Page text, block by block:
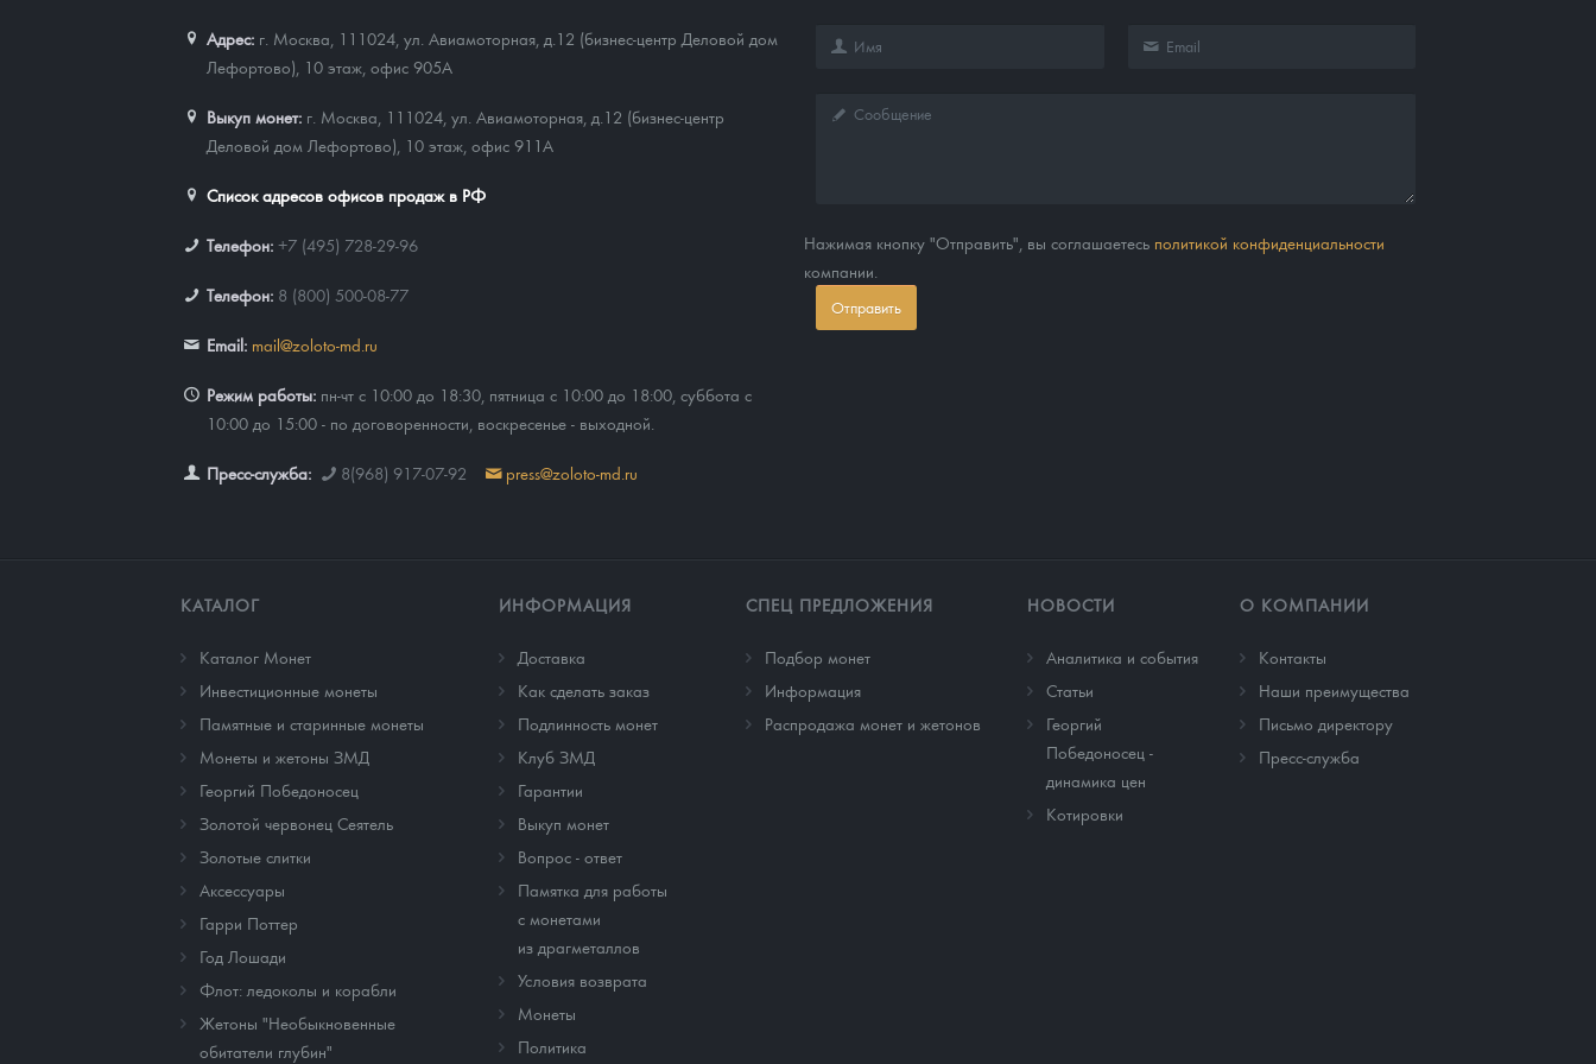
Адрес: г. Москва, 111024 ул. Авиамоторная, д.12 (бизнес-центр Деловой дом
Лефортово), 10 этаж, офис 905А
Выкуп монет: г. Москва, 111024, ул. Авиамоторная, д.12 (бизнес-центр
Деловой дом Лефортово), 10 этаж, офис 911А
Список адресов офисов продаж в РФ
Телефон: +7 (495) 728-29-96
Телефон: 8 (800) 500-08-77
Email: mail@zoloto-md.ru
Режим работы: пн-чт с 10:00 до 18:30, пятница с 10:00 до 18:00, суббота с
10:00 до 15:00 - по договоренности, воскресенье - выходной.
Пресс-служба: 8(968) 917-07-92 press@zoloto-md.ru
Нажимая кнопку "Отправить", вы соглашаетесь политикой конфиденциальности
компании.
Отправить
КАТАЛОГ
Каталог Монет
Инвестиционные монеты
Памятные и старинные монеты
Монеты и жетоны ЗМД
Георгий Победоносец
Золотой червонец Сеятель
Золотые слитки
Аксессуары
Гарри Поттер
Год Лошади
Флот: ледоколы и корабли
Жетоны "Необыкновенные
обитатели глубин"
ИНФОРМАЦИЯ
Доставка
Как сделать заказ
Подлинность монет
Клуб ЗМД
Гарантии
Выкуп монет
Вопрос - ответ
Памятка для работы
с монетами
из драгметаллов
Условия возврата
Монеты
Политика
СПЕЦ ПРЕДЛОЖЕНИЯ
Подбор монет
Информация
Распродажа монет и жетонов
НОВОСТИ
Аналитика и события
Cтатьи
Георгий
Победоносец -
динамика цен
Котировки
О КОМПАНИИ
Контакты
Наши преимущества
Письмо директору
Пресс-служба